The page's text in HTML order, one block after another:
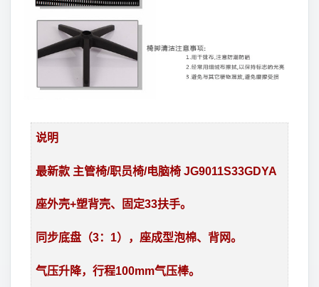
说明
最新款 主管椅/职员椅/电脑椅 JG9011S33GDYA
座外壳+塑背壳、固定33扶手。
同步底盘（3：1），座成型泡棉、背网。
气压升降，行程100mm气压棒。